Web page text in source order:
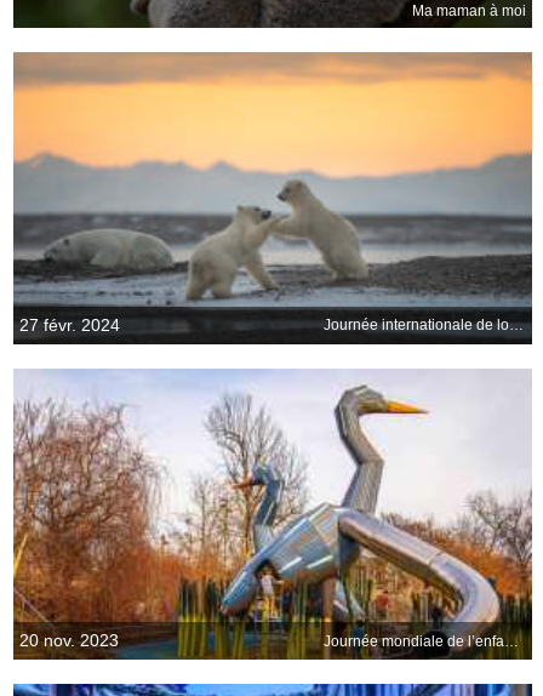
Ma maman à moi
27 févr. 2024 Journée internationale de lours polaire
20 nov. 2023 Journée mondiale de l’enfance